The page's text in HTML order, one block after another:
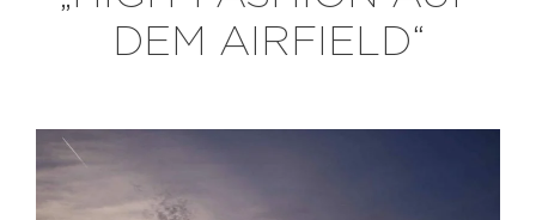
DEM AIRFIELD“